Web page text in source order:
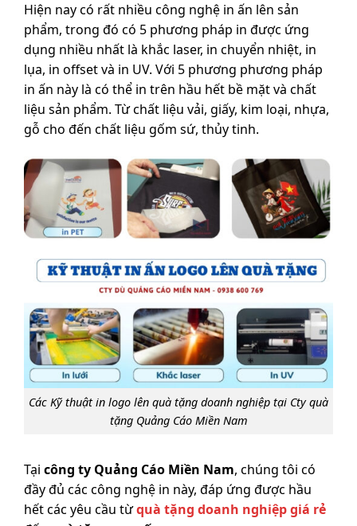
Hiện nay có rất nhiều công nghệ in ấn lên sản
phẩm, trong đó có 5 phương pháp in được ứng
dụng nhiều nhất là khắc laser, in chuyển nhiệt, in
lụa, in offset và in UV. Với 5 phương phương pháp
in ấn này là có thể in trên hầu hết bề mặt và chất
liệu sản phẩm. Từ chất liệu vải, giấy, kim loại, nhựa,
gỗ cho đến chất liệu gốm sứ, thủy tinh.
Các Kỹ thuật in logo lên quà tặng doanh nghiệp tại Cty quà
tặng Quảng Cáo Miền Nam
Tại công ty Quảng Cáo Miền Nam, chúng tôi có
đầy đủ các công nghệ in này, đáp ứng được hầu
hết các yêu cầu từquà tặng doanh nghiệp giá rẻ